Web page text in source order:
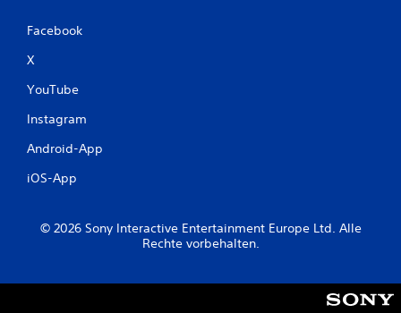
Facebook
X
YouTube
Instagram
Android-App
iOS-App
© 2026 Sony Interactive Entertainment Europe Ltd. Alle
Rechte vorbehalten.